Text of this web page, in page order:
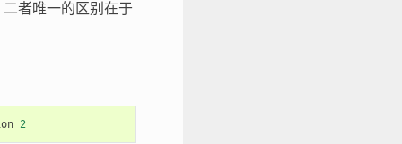
二者唯一的区别在于
2